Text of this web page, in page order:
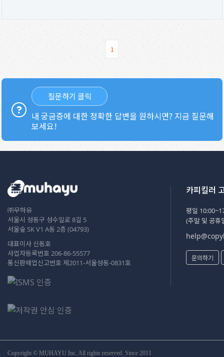
1
질문하기 클릭
내 궁금증에 대한 정확한 답변을 원하시면? 지금 질문해
보세요!
㈜무하유
서울시 성동구 성수일로 8길 5
서울숲 SK V1 A동 2층 (04793)
대표이사 신동호
사업자등록번호 206-86-55577
통신판매업신고번호 제2011-서울성동-0831호
카피킬러
평일
(주말 및 공휴
문의하기
Copyright © MUHAYU Inc. All rights reserved. Since 2011